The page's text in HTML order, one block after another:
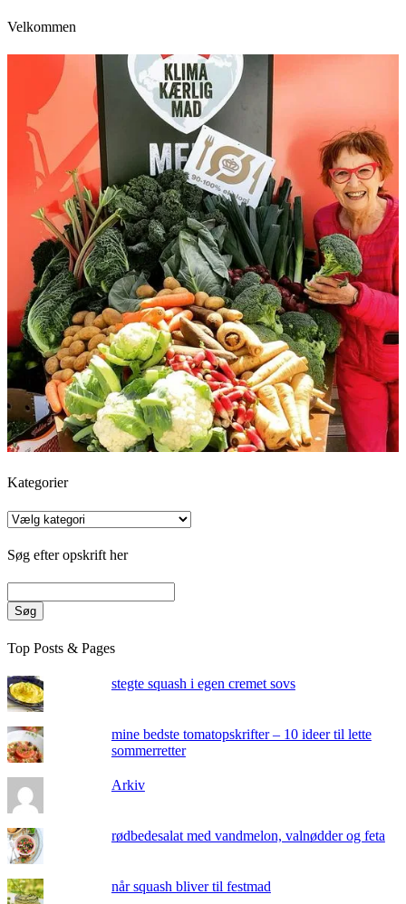
Velkommen
Kategorier
Kategorier
Søg efter opskrift her
Søg
Top Posts & Pages
stegte squash i egen cremet sovs
mine bedste tomatopskrifter – 10 ideer til lette
sommerretter
Arkiv
rødbedesalat med vandmelon, valnødder og feta
når squash bliver til festmad